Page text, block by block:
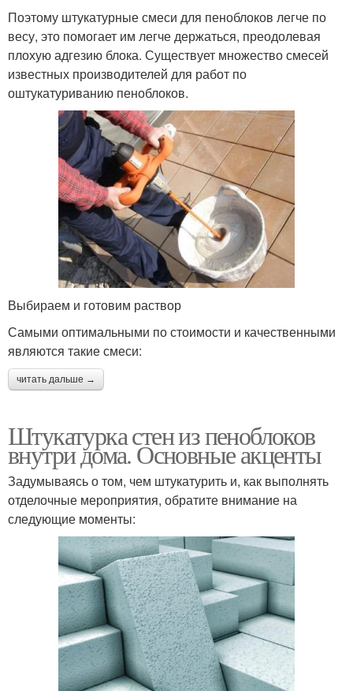
Поэтому штукатурные смеси для пеноблоков легче по
весу, это помогает им легче держаться, преодолевая
плохую адгезию блока. Существует множество смесей
известных производителей для работ по
оштукатуриванию пеноблоков.
Выбираем и готовим раствор
Самыми оптимальными по стоимости и качественными
являются такие смеси:
читать дальше →
Штукатурка стен из пеноблоков
внутри дома. Основные акценты
Задумываясь о том, чем штукатурить и, как выполнять
отделочные мероприятия, обратите внимание на
следующие моменты: